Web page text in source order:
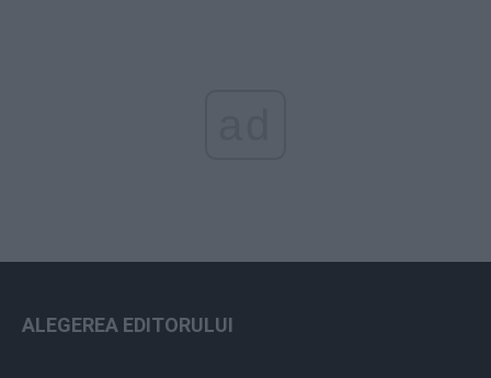
ALEGEREA EDITORULUI